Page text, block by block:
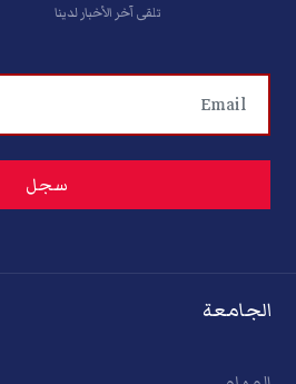
تلقى آخر الأخبار لدينا
الجامعة